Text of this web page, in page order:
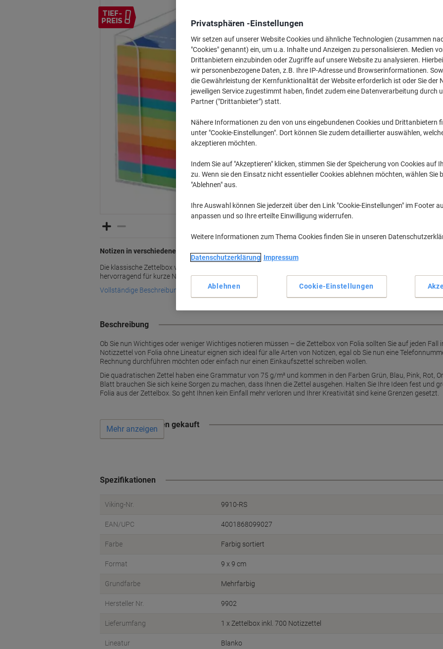
TIEF-
PREIS
Notizen in verschiedenen Farben für die perfekte Übersicht
Die klassische Zettelbox von Folia passt in jedes Büro und eignet sich
hervorragend für kurze Notizen im Arbeitsalltag.
Vollständige Beschreibung lesen
Menge exkl. USt
1-5Stück 6,19 €
6-11Stück 5,99 € -3%
Aktuell verfügbar Lieferung 2-3
Zu einer Liste
Haupteigenschaften
700 Blatt für
Beschreibung
Ob Sie nun Wichtiges oder weniger Wichtiges notieren müssen – die Zettelbox von Folia sollten Sie auf jeden Fall
Notizzettel von Folia ohne Lineatur eignen sich ideal für alle Arten von Notizen, egal ob Sie nun eine
Rechnung durchführen möchten oder einfach nur einen Einkaufszettel schreiben wollen.
Die quadratischen Zettel haben eine Grammatur von 75 g/m² und kommen in den Farben Grün, Blau, Pink, Rot,
Blatt brauchen Sie sich keine Sorgen zu machen, dass Ihnen die Zettel ausgehen. Halten Sie Ihre Ideen fest und
Folia aus der Zettelbox. So geht Ihnen kein Einfall mehr verloren und Ihrer Kreativität sind keine Grenzen gesetzt.
Wird oft zusammen gekauft
Mehr anzeigen
Spezifikationen
Viking-Nr. 9910-RS
EAN/UPC 4001868099027
Farbe Farbig sortiert
Format 9 x 9 cm
Grundfarbe Mehrfarbig
Hersteller Nr. 9902
Lieferumfang 1 x Zettelbox inkl. 700 Notizzettel
Lineatur Blanko
Privatsphären -Einstellungen
Wir setzen auf unserer Website Cookies und ähnliche Technologien (zusammen
"Cookies" genannt) ein, um u.a. Inhalte und Anzeigen zu personalisieren. Medien
Drittanbietern einzubinden oder Zugriffe auf unsere Website zu analysieren.
wir personenbezogene Daten, z.B. Ihre IP-Adresse und Browserinformationen.
die Gewährleistung der Kernfunktionalität der Website erforderlich ist oder Sie der
jeweiligen Service zugestimmt haben, findet zudem eine Datenverarbeitung durch
Partner ("Drittanbieter") statt.
Nähere Informationen zu den von uns eingebundenen Cookies und Drittanbietern
unter "Cookie-Einstellungen". Dort können Sie zudem detaillierter auswählen,
akzeptieren möchten.
Indem Sie auf "Akzeptieren" klicken, stimmen Sie der Speicherung von Cookies auf
zu. Wenn sie den Einsatz nicht essentieller Cookies ablehnen möchten, wählen Sie
"Ablehnen" aus.
Ihre Auswahl können Sie jederzeit über den Link "Cookie-Einstellungen" im Footer
anpassen und so Ihre erteilte Einwilligung widerrufen.
Weitere Informationen zum Thema Cookies finden Sie in unseren
Datenschutzerklärung Impressum
Cookie-Einstellungen
Ablehnen